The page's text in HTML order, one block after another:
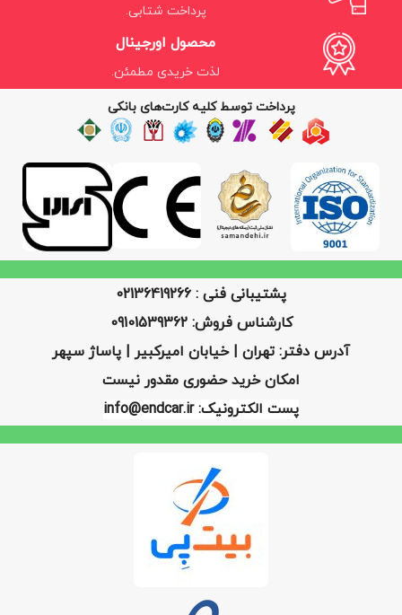
پرداخت شتابی.
محصول اورجینال
لذت خریدی مطمئن.
پرداخت توسط کلیه کارت‌های بانکی
پشتیبانی فنی : 02136419266
کارشناس فروش: 09101539362
آدرس دفتر: تهران | خیابان امیرکبیر | پاساژ سپهر
امکان خرید حضوری مقدور نیست
پست الکترونیک: info@endcar.ir